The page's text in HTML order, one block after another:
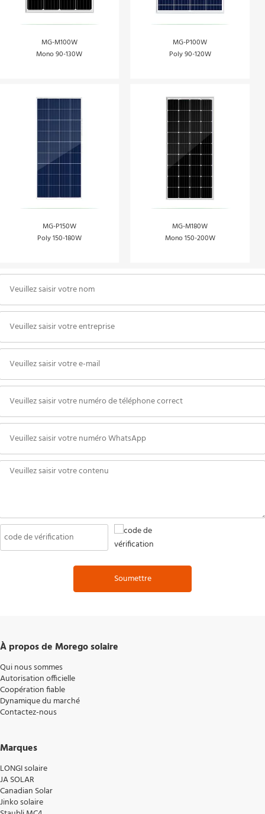
MG-M100W
Mono 90-130W
MG-P100W
Poly 90-120W
MG-P150W
Poly 150-180W
MG-M180W
Mono 150-200W
Soumettre
À propos de Morego solaire
Qui nous sommes
Autorisation officielle
Coopération fiable
Dynamique du marché
Contactez-nous
Marques
LONGI solaire
JA SOLAR
Canadian Solar
Jinko solaire